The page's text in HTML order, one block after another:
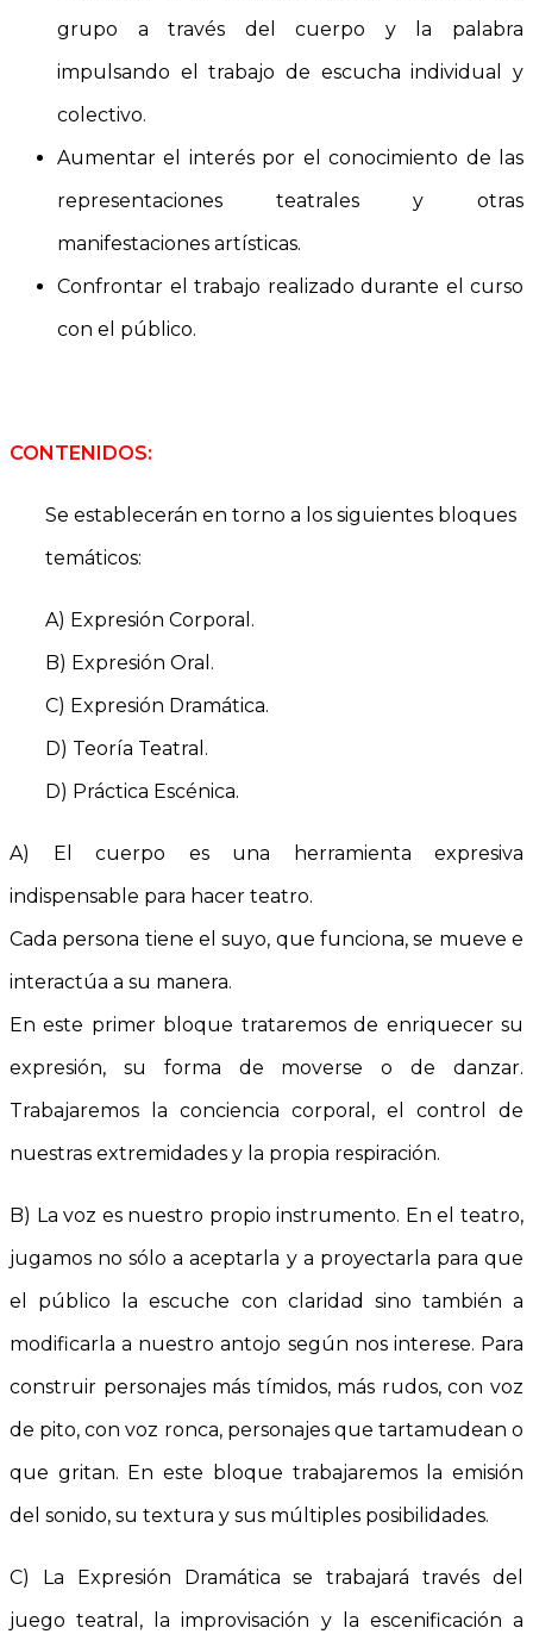
grupo a través del cuerpo y la palabra
impulsando el trabajo de escucha individual y
colectivo.
Aumentar el interés por el conocimiento de las
representaciones teatrales y otras
manifestaciones artísticas.
Confrontar el trabajo realizado durante el curso
con el público.
CONTENIDOS:
Se establecerán en torno a los siguientes bloques
temáticos:
A) Expresión Corporal.
B) Expresión Oral.
C) Expresión Dramática.
D) Teoría Teatral.
D) Práctica Escénica.
A) El cuerpo es una herramienta expresiva
indispensable para hacer teatro.
Cada persona tiene el suyo, que funciona, se mueve e
interactúa a su manera.
En este primer bloque trataremos de enriquecer su
expresión, su forma de moverse o de danzar.
Trabajaremos la conciencia corporal, el control de
nuestras extremidades y la propia respiración.
B) La voz es nuestro propio instrumento. En el teatro,
jugamos no sólo a aceptarla y a proyectarla para que
el público la escuche con claridad sino también a
modificarla a nuestro antojo según nos interese. Para
construir personajes más tímidos, más rudos, con voz
de pito, con voz ronca, personajes que tartamudean o
que gritan. En este bloque trabajaremos la emisión
del sonido, su textura y sus múltiples posibilidades.
C) La Expresión Dramática se trabajará través del
juego teatral, la improvisación y la escenificación a